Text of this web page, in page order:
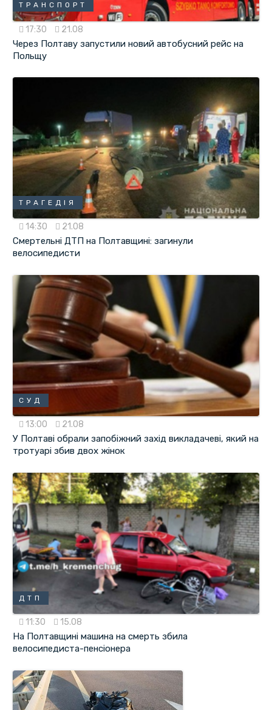
ТРАНСПОРТ
17:30 21.08
Через Полтаву запустили новий автобусний рейс на
Польщу
ТРАГЕДІЯ
14:30 21.08
Смертельні ДТП на Полтавщині: загинули
велосипедисти
СУД
13:00 21.08
У Полтаві обрали запобіжний захід викладачеві, який на
тротуарі збив двох жінок
ДТП
11:30 15.08
На Полтавщині машина на смерть збила
велосипедиста-пенсіонера